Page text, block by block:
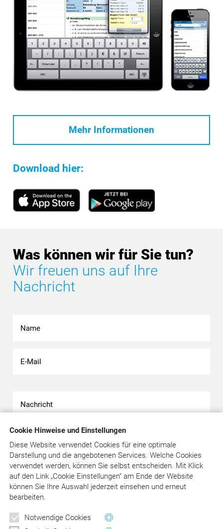
Cookie Hinweise und Einstellungen
Diese Website verwendet Cookies für eine optimale
Darstellung und die angebotenen Services. Welche Cookies
verwendet werden, können Sie selbst entscheiden. Mit Klick
aufden Link „Cookie Einstellungen“ am Ende der Website
können Sie Ihre Auswahl jederzeit einsehen und erneut
bearbeiten.
Notwendige Cookies
Mehr Informationen
Download hier:
Was können wir für Sie tun?
Wir freuen uns auf Ihre
Nachricht
Bitte beachten Sie unsere Datenschutzerklärung
Newsletter